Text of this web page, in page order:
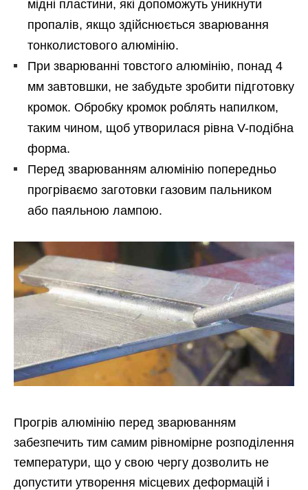
мідні пластини, які допоможуть уникнути
пропалів, якщо здійснюється зварювання
тонколистового алюмінію.
При зварюванні товстого алюмінію, понад 4
мм завтовшки, не забудьте зробити підготовку
кромок. Обробку кромок роблять напилком,
таким чином, щоб утворилася рівна V-подібна
форма.
Перед зварюванням алюмінію попередньо
прогріваємо заготовки газовим пальником
або паяльною лампою.
Прогрів алюмінію перед зварюванням
забезпечить тим самим рівномірне розподілення
температури, що у свою чергу дозволить не
допустити утворення місцевих деформацій і